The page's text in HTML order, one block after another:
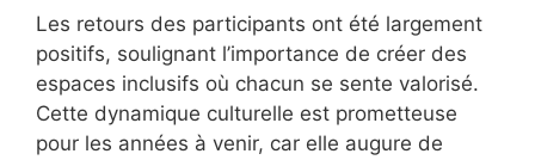
Les retours des participants ont été largement
positifs, soulignant l’importance de créer des
espaces inclusifs où chacun se sente valorisé.
Cette dynamique culturelle est prometteuse
pour les années à venir, car elle augure de